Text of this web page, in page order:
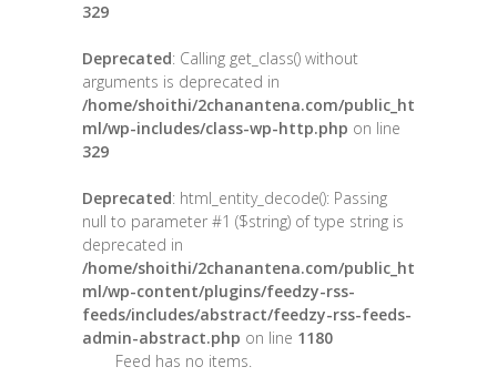
329
Deprecated: Calling get_class() without
arguments is deprecated in
/home/shoithi/2chanantena.com/public_ht
ml/wp-includes/class-wp-http.php on line
329
Deprecated: html_entity_decode(): Passing
null to parameter #1 ($string) of type string is
deprecated in
/home/shoithi/2chanantena.com/public_ht
ml/wp-content/plugins/feedzy-rss-
feeds/includes/abstract/feedzy-rss-feeds-
admin-abstract.php on line 1180
Feed has no items.